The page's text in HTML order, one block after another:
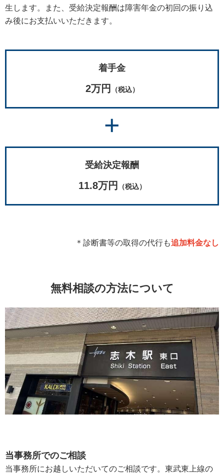
生します。また、受給決定報酬は障害年金の初回の振り込
み後にお支払いいただきます。
着手金
2万円 （税込）
+
受給決定報酬
11.8万円 （税込）
＊診断書等の取得の代行も追加料金なし
無料相談の方法について
当事務所でのご相談
当事務所にお越しいただいてのご相談です。東武東上線の